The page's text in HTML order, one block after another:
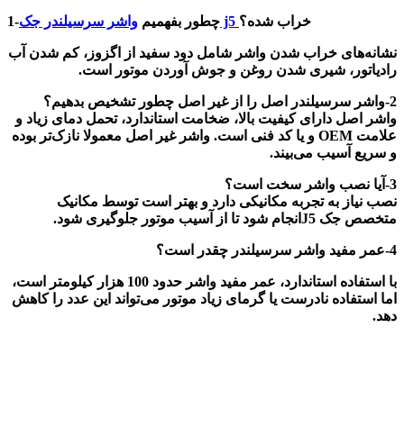
1-چطور بفهمیم وا شر سرسیلندر جک j5 خراب شده؟
نشانه‌های خراب شدن واشر شامل دود سفید از اگزوز، کم شدن آب
رادیاتور، شیری شدن روغن و جوش آوردن موتور است.
2-واشر سرسیلندر اصل را از غیر اصل چطور تشخیص بدهیم؟
واشر اصل دارای کیفیت بالا، ضخامت استاندارد، تحمل دمای زیاد و
علامت OEM و یا کد فنی
است. واشر غیر اصل معمولا نازک‌تر بوده
و سریع آسیب می‌بیند.
3-آیا نصب واشر سخت است؟
نصب نیاز به تجربه مکانیکی دارد و بهتر است توسط مکانیک
متخصص جک
انجام شود تا از آسیب موتور جلوگیری شود.
4-عمر مفید واشر سرسیلندر چقدر است؟
با استفاده استاندارد، عمر مفید واشر حدود 100 هزار کیلومتر است،
اما استفاده نادرست یا گرمای زیاد موتور می‌تواند این عدد را کاهش
دهد.